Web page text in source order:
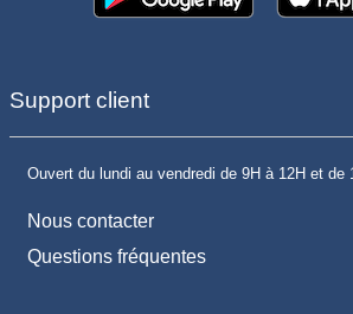
Support client
Ouvert du lundi au vendredi de 9H à 12H et de
Nous contacter
Questions fréquentes